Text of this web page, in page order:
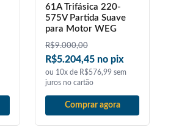
61A Trifásica 220-
575V Partida Suave
para Motor WEG
R$9.000,00
R$5.204,45 no pix
ou 10x de R$576,99 sem
juros no cartão
Comprar agora